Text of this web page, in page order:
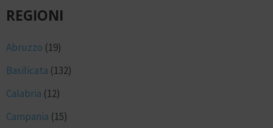
REGIONI
Abruzzo (19)
Basilicata (132)
Calabria (12)
Campania (15)